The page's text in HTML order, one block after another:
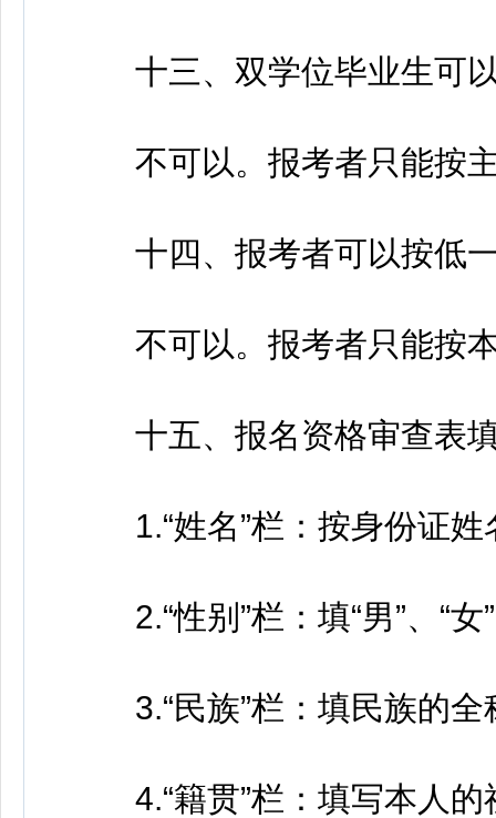
十三、双学位毕业生可以
不可以。报考者只能按主
十四、报考者可以按低一
不可以。报考者只能按本
十五、报名资格审查表
1.“姓名”栏：按身份证姓
2.“性别”栏：填“男”、“女
3.“民族”栏：填民族的全
4.“籍贯”栏：填写本人的